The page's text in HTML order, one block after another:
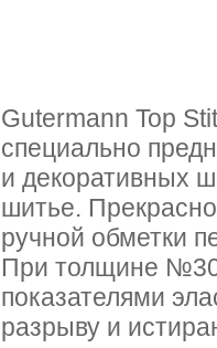
Gutermann Top
специально
и декоративных
шитье.
ручной обметки
При толщине
показателями
разрыву и